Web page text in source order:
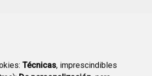
Técnicas, imprescindibles